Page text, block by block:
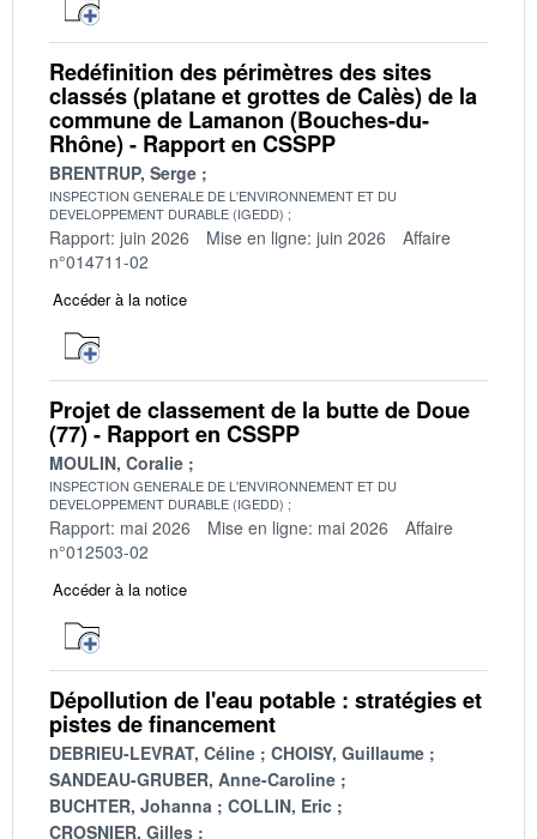
Redéfinition des périmètres des sites
classés (platane et grottes de Calès) de la
commune de Lamanon (Bouches-du-
Rhône) - Rapport en CSSPP
BRENTRUP, Serge
INSPECTION GENERALE DE L'ENVIRONNEMENT ET DU
DEVELOPPEMENT DURABLE (IGEDD)
Rapport: juin 2026 Mise en ligne: juin 2026
Affaire
n°014711-02
Accéder à la notice
Projet de classement de la butte de Doue
(77) - Rapport en CSSPP
MOULIN, Coralie
INSPECTION GENERALE DE L'ENVIRONNEMENT ET DU
DEVELOPPEMENT DURABLE (IGEDD)
Rapport: mai 2026 Mise en ligne: mai 2026
Affaire
n°012503-02
Accéder à la notice
Dépollution de l'eau potable : stratégies et
pistes de financement
DEBRIEU-LEVRAT, Céline
CHOISY, Guillaume
SANDEAU-GRUBER, Anne-Caroline
BUCHTER, Johanna
COLLIN, Eric
CROSNIER, Gilles